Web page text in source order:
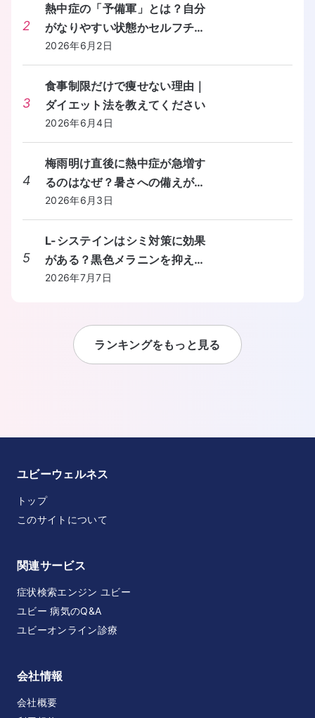
2
熱中症の「予備軍」とは？自分
がなりやすい状態かセルフチェ
ックする方法を教えてくださ
い。
2026年6月2日
3
食事制限だけで痩せない理由｜
ダイエット法を教えてください
2026年6月4日
4
梅雨明け直後に熱中症が急増す
るのはなぜ？暑さへの備えが間
に合わないときの対処法を教え
てください。
2026年6月3日
5
L-システインはシミ対策に効果
がある？黒色メラニンを抑える
しくみと食事からの摂り方を教
2026年7月7日
ランキングをもっと見る
ユビーウェルネス
トップ
このサイトについて
関連サービス
症状検索エンジン ユビー
ユビー 病気のQ&A
ユビーオンライン診療
会社情報
会社概要